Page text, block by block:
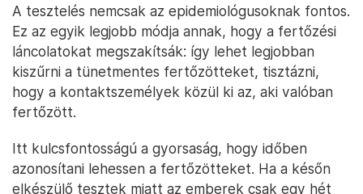
A tesztelés nemcsak az epidemiológusoknak fontos.
Ez az egyik legjobb módja annak, hogy a fertőzési
láncolatokat megszakítsák: így lehet legjobban
kiszűrni a tünetmentes fertőzötteket, tisztázni,
hogy a kontaktszemélyek közül ki az, aki valóban
fertőzött.
Itt kulcsfontosságú a gyorsaság, hogy időben
azonosítani lehessen a fertőzötteket. Ha a későn
elkészülő tesztek miatt az emberek csak egy hét